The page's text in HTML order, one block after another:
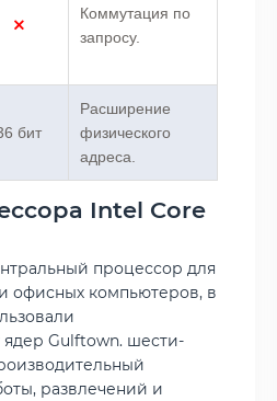
Коммутация по
запросу.
бит
Расширение
физического
адреса.
Intel Core
процессор для
офисных компьютеров, в
ядер Gulftown. шести-
развлечений и